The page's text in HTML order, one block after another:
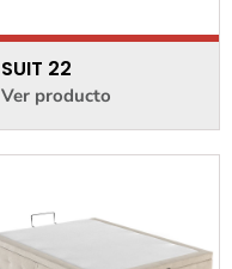
SUIT 22
Ver producto